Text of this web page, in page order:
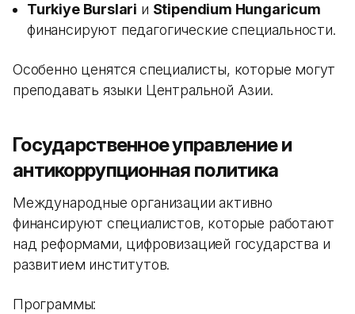
Turkiye Burslari и Stipendium Hungaricum
финансируют педагогические специальности.
Особенно ценятся специалисты, которые могут
преподавать языки Центральной Азии.
Государственное управление и
антикоррупционная политика
Международные организации активно
финансируют специалистов, которые работают
над реформами, цифровизацией государства и
развитием институтов.
Программы: